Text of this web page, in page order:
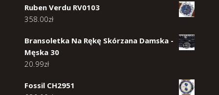
Ruben Verdu RV0103
358.00zł
Bransoletka Na Rękę Skórzana Damska -
Męska 30
20.99zł
Fossil CH2951